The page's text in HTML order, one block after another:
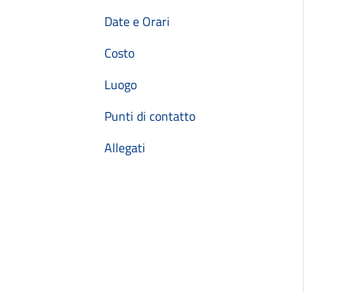
Date e Orari
Costo
Luogo
Punti di contatto
Allegati